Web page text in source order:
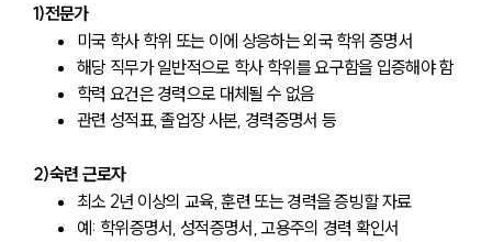
1)전문가
미국 학사 학위 또는 이에 상응하는 외국 학위 증명서
해당 직무가 일반적으로 학사 학위를 요구함을 입증해야 함
학력 요건은 경력으로 대체될 수 없음
관련 성적표, 졸업장 사본, 경력증명서 등
2)숙련 근로자
최소 2년 이상의 교육, 훈련 또는 경력을 증빙할 자료
예: 학위증명서, 성적증명서, 고용주의 경력 확인서